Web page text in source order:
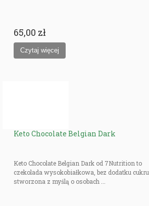
65,00 zł
Keto Chocolate Belgian Dark
Keto Chocolate Belgian Dark od 7Nutrition to
czekolada wysokobiałkowa, bez dodatku cukru
stworzona z myślą o osobach ...